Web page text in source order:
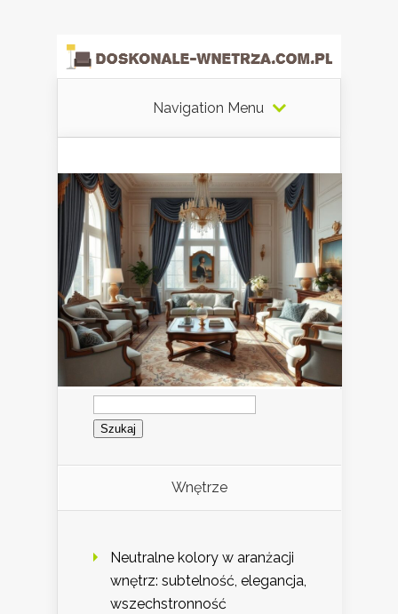
Navigation Menu
Szukaj:
Wnętrze
Neutralne kolory w aranżacji
wnętrz: subtelność, elegancja,
wszechstronność